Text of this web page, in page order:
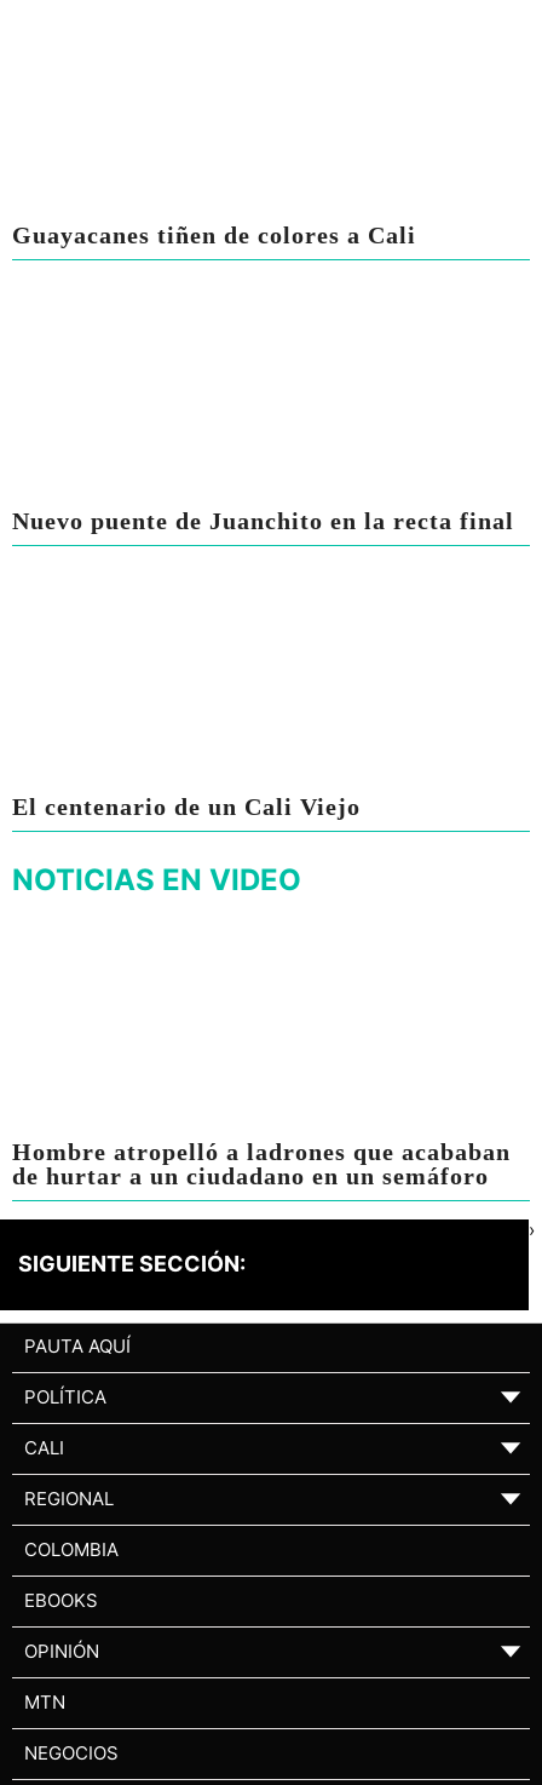
Guayacanes tiñen de colores a Cali
Nuevo puente de Juanchito en la recta final
El centenario de un Cali Viejo
NOTICIAS EN VIDEO
Hombre atropelló a ladrones que acababan
de hurtar a un ciudadano en un semáforo
SIGUIENTE SECCIÓN:
›
PAUTA AQUÍ
POLÍTICA ▼
CALI ▼
REGIONAL ▼
COLOMBIA
EBOOKS
OPINIÓN ▼
MTN
NEGOCIOS